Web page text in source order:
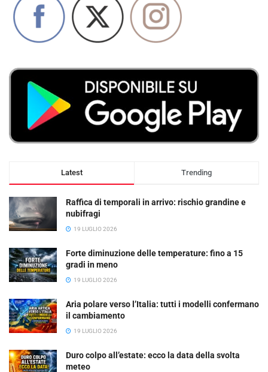
Latest Trending
Raffica di temporali in arrivo: rischio grandine e
nubifragi
19 LUGLIO 2026
Forte diminuzione delle temperature: fino a 15
gradi in meno
19 LUGLIO 2026
Aria polare verso l’Italia: tutti i modelli confermano
il cambiamento
19 LUGLIO 2026
Duro colpo all’estate: ecco la data della svolta
meteo